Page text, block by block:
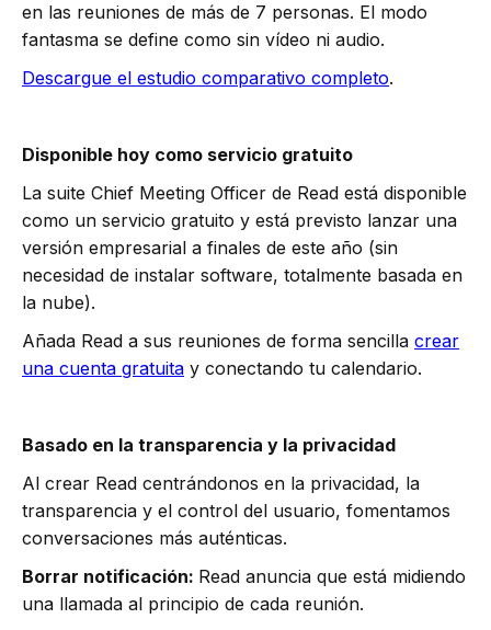
en las reuniones de más de 7 personas. El modo
fantasma se define como sin vídeo ni audio.
Descargue el estudio comparativo completo.
Disponible hoy como servicio gratuito
La suite Chief Meeting Officer de Read está disponible
como un servicio gratuito y está previsto lanzar una
versión empresarial a finales de este año (sin
necesidad de instalar software, totalmente basada en
la nube).
Añada Read a sus reuniones de forma sencilla crear
una cuenta gratuita y conectando tu calendario.
Basado en la transparencia y la privacidad
Al crear Read centrándonos en la privacidad, la
transparencia y el control del usuario, fomentamos
conversaciones más auténticas.
Borrar notificación: Read anuncia que está midiendo
una llamada al principio de cada reunión.